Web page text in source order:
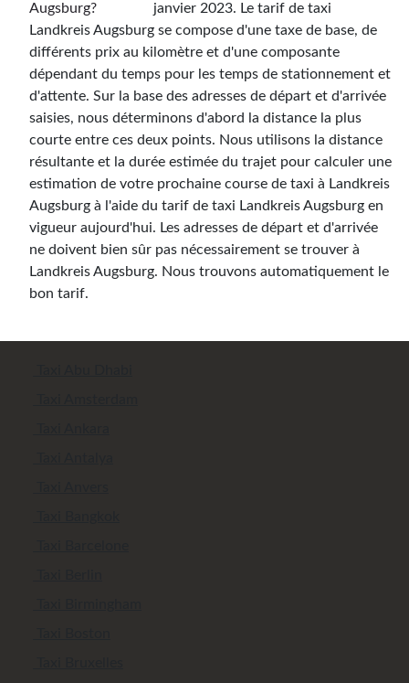
janvier 2023. Le tarif de taxi
Landkreis Augsburg se compose d'une taxe de base, de
différents prix au kilomètre et d'une composante
dépendant du temps pour les temps de stationnement et
d'attente. Sur la base des adresses de départ et d'arrivée
saisies, nous déterminons d'abord la distance la plus
courte entre ces deux points. Nous utilisons la distance
résultante et la durée estimée du trajet pour calculer une
estimation de votre prochaine course de taxi à Landkreis
Augsburg à l'aide du tarif de taxi Landkreis Augsburg en
vigueur aujourd'hui. Les adresses de départ et d'arrivée
ne doivent bien sûr pas nécessairement se trouver à
Landkreis Augsburg. Nous trouvons automatiquement le
bon tarif.